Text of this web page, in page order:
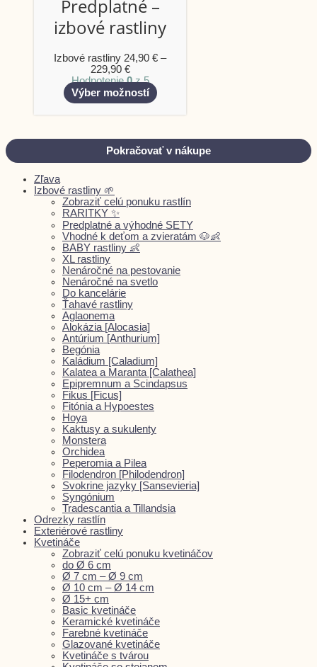
Predplatné –
izbové rastliny
Izbové rastliny 24,90€ –
229,90 €
Hodnotenie0z 5
Výber možností
Pokračovať v nákupe
Zľava
Izbové rastliny 🌱
Zobraziť celú ponuku rastlín
RARITKY ✨
Predplatné a výhodné SETY
Vhodné k deťom a zvieratám 🐶👶
BABY rastliny 👶
XL rastliny
Nenáročné na pestovanie
Nenáročné na svetlo
Do kancelárie
Ťahavé rastliny
Aglaonema
Alokázia [Alocasia]
Antúrium [Anthurium]
Begónia
Kaládium [Caladium]
Kalatea a Maranta [Calathea]
Epipremnum a Scindapsus
Fikus [Ficus]
Fitónia a Hypoestes
Hoya
Kaktusy a sukulenty
Monstera
Orchidea
Peperomia a Pilea
Filodendron [Philodendron]
Svokrine jazyky [Sansevieria]
Syngónium
Tradescantia a Tillandsia
Odrezky rastlín
Exteriérové rastliny
Kvetináče
Zobraziť celú ponuku kvetináčov
do Ø 6 cm
Ø 7 cm – Ø 9 cm
Ø 10 cm – Ø 14 cm
Ø 15+ cm
Basic kvetináče
Keramické kvetináče
Farebné kvetináče
Glazované kvetináče
Kvetináče s tvárou